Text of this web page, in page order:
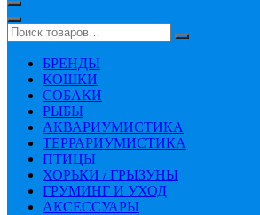
БРЕНДЫ
КОШКИ
СОБАКИ
РЫБЫ
АКВАРИУМИСТИКА
ТЕРРАРИУМИСТИКА
ПТИЦЫ
ХОРЬКИ / ГРЫЗУНЫ
ГРУМИНГ И УХОД
АКСЕССУАРЫ